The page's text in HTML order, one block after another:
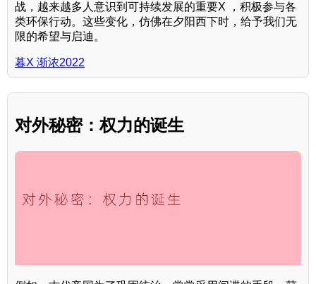
战，越来越多人意识到可持续发展的重要X ，积极参与各
类环保行动。这些变化，仿佛在夕阳西下时，给予我们无
限的希望与启迪。
暮X 渐浓2022
对外秘密：权力的诞生